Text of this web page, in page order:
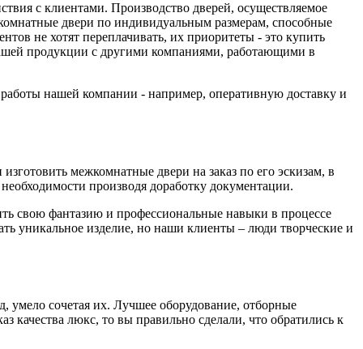
с клиентами. Производство дверей, осуществляемое
двери по индивидуальным размерам, способные
не хотят переплачивать, их приоритеты - это купить
продукции с другими компаниями, работающими в
нашей компании - например, оперативную доставку и
межкомнатные двери на заказ по его эскизам, в
производя доработку документации.
свою фантазию и профессиональные навыки в процессе
уникальное изделие, но наши клиенты – люди творческие и
умело сочетая их. Лучшее оборудование, отборные
люкс, то вы правильно сделали, что обратились к